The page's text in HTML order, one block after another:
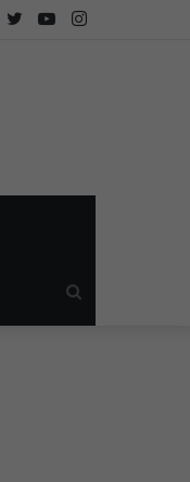
YouTube
Twitter
Facebook